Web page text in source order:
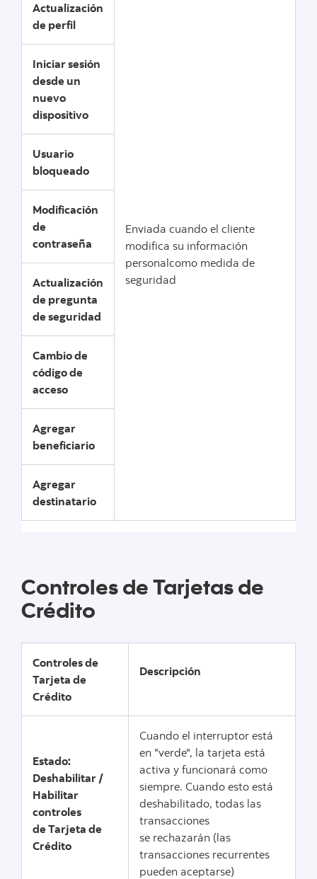
Actualización
de perfil
Enviada cuando el cliente
modifica su información
personalcomo medida de
seguridad
Iniciar sesión
desde un
nuevo
dispositivo
Usuario
bloqueado
Modificación
de
contraseña
Actualización
de pregunta
de seguridad
Cambio de
código de
acceso
Agregar
beneficiario
Agregar
destinatario
Controles de Tarjetas de
Crédito
Controles de
Tarjeta de
Crédito
Descripción
Estado:
Deshabilitar /
Habilitar
controles
de Tarjeta de
Crédito
Cuando el interruptor está
en "verde", la tarjeta está
activa y funcionará como
siempre. Cuando esto está
deshabilitado, todas las
transacciones
se rechazarán (las
transacciones recurrentes
pueden aceptarse)